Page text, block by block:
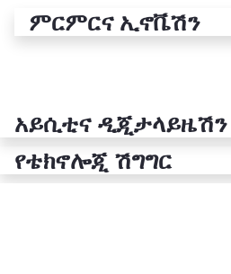
ምርምርና ኢኖቬሽን
አይሲቲና ዲጂታላይዜሽን
የቴክኖሎጂ ሽግግር